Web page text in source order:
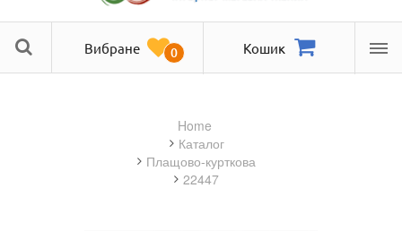
Вибране 0 Кошик
Home
Каталог
плащово-курткова
22447